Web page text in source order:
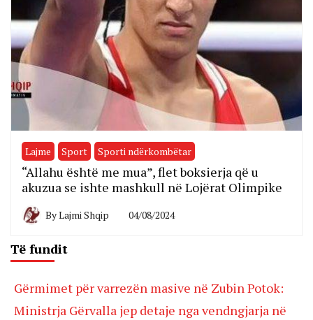
Lajme Sport Sporti ndërkombëtar
“Allahu është me mua”, flet boksierja që u
akuzua se ishte mashkull në Lojërat Olimpike
ByLajmi Shqip 04/08/2024
Të fundit
Gërmimet për varrezën masive në Zubin Potok:
Ministrja Gërvalla jep detaje nga vendngjarja në